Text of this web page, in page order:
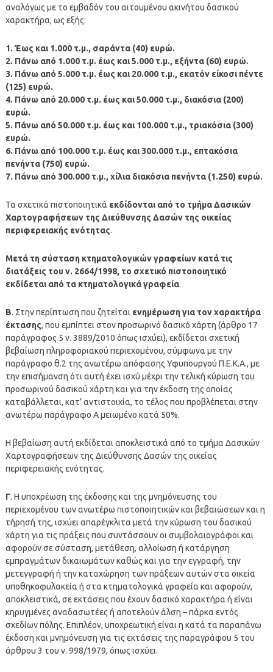
αναλόγως με το εμβαδόν του αιτουμένου ακινήτου δασικού
χαρακτήρα, ως εξής:
1. Έως και 1.000 τ.μ., σαράντα (40) ευρώ.
2. Πάνω από 1.000 τ.μ. έως και 5.000 τ.μ., εξήντα (60) ευρώ.
3. Πάνω από 5.000 τ.μ. έως και 20.000 τ.μ., εκατόν είκοσι πέντε
(125) ευρώ.
4. Πάνω από 20.000 τ.μ. έως και 50.000 τ.μ., διακόσια (200)
ευρώ.
5. Πάνω από 50.000 τ.μ. έως και 100.000 τ.μ., τριακόσια (300)
ευρώ.
6. Πάνω από 100.000 τ.μ. έως και 300.000 τ.μ., επτακόσια
πενήντα (750) ευρώ.
7. Πάνω από 300.000 τ.μ., χίλια διακόσια πενήντα (1.250) ευρώ.
Τα σχετικά πιστοποιητικά εκδίδονται από το τμήμα Δασικών
Χαρτογραφήσεων της Διεύθυνσης Δασών της οικείας
περιφερειακής ενότητας.
Μετά τη σύσταση κτηματολογικών γραφείων κατά τις
διατάξεις του ν. 2664/1998, το σχετικό πιστοποιητικό
εκδίδεται από τα κτηματολογικά γραφεία.
Β. Στην περίπτωση που ζητείται ενημέρωση για τον χαρακτήρα
έκτασης, που εμπίπτει στον προσωρινό δασικό χάρτη (άρθρο 17
παράγραφος 5 ν. 3889/2010 όπως ισχύει), εκδίδεται σχετική
βεβαίωση πληροφοριακού περιεχομένου, σύμφωνα με την
παράγραφο θ.2 της ανωτέρω απόφασης Υφυπουργού Π.Ε.Κ.Α., με
την επισήμανση ότι αυτή έχει ισχύ μέχρι την τελική κύρωση του
προσωρινού δασικού χάρτη και για την έκδοση της οποίας
καταβάλλεται, κατ’ αντιστοιχία, το τέλος που προβλέπεται στην
ανωτέρω παράγραφο Α μειωμένο κατά 50%.
Η βεβαίωση αυτή εκδίδεται αποκλειστικά από το τμήμα Δασικών
Χαρτογραφήσεων της Διεύθυνσης Δασών της οικείας
περιφερειακής ενότητας.
Γ. Η υποχρέωση της έκδοσης και της μνημόνευσης του
περιεχομένου των ανωτέρω πιστοποιητικών και βεβαιώσεων και η
τήρησή της, ισχύει απαρέγκλιτα μετά την κύρωση του δασικού
χάρτη για τις πράξεις που συντάσσουν οι συμβολαιογράφοι και
αφορούν σε σύσταση, μετάθεση, αλλοίωση ή κατάργηση
εμπραγμάτων δικαιωμάτων καθώς και για την εγγραφή, την
μετεγγραφή ή την καταχώρηση των πράξεων αυτών στα οικεία
υποθηκοφυλακεία ή στα κτηματολογικά γραφεία και αφορούν,
αποκλειστικά, σε εκτάσεις που έχουν δασικό χαρακτήρα ή είναι
κηρυγμένες αναδασωτέες ή αποτελούν άλση – πάρκα εντός
σχεδίων πόλης. Επιπλέον, υποχρεωτική είναι η κατά τα παραπάνω
έκδοση και μνημόνευση για τις εκτάσεις της παραγράφου 5 του
άρθρου 3 του ν. 998/1979, όπως ισχύει.